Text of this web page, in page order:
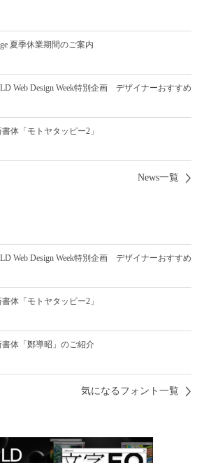
夏季休業期間のご案内
Web Design Week特別企画 デザイナーおすすめ
体「モトヤタッピー2」
News一覧
Web Design Week特別企画 デザイナーおすすめ
体「モトヤタッピー2」
書体「鄭導昭」のご紹介
気になるフォント一覧